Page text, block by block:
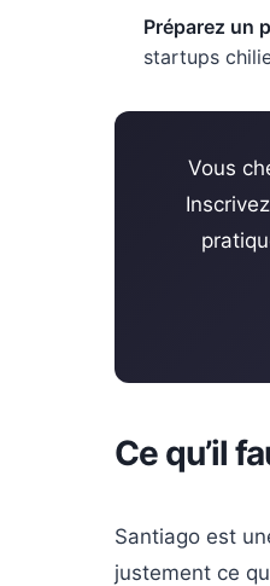
Préparez un
startups
Vous
Ce qu’il
Santiago est
justement ce